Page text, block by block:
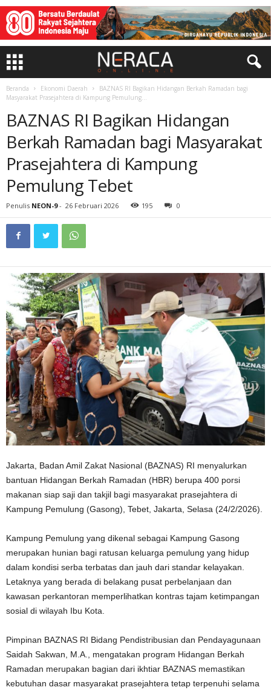
Beranda Ekonomi Daerah
BAZNAS RI Bagikan Hidangan Berkah Ramadan bagi
Masyarakat Prasejahtera di Kampung Pemulung...
BAZNAS RI Bagikan Hidangan
Berkah Ramadan bagi Masyarakat
Prasejahtera di Kampung
Pemulung Tebet
Penulis NEON-9- 26 Februari 2026 195 0
Jakarta, Badan Amil Zakat Nasional (BAZNAS) RI menyalurkan
bantuan Hidangan Berkah Ramadan (HBR) berupa 400 porsi
makanan siap saji dan takjil bagi masyarakat prasejahtera di
Kampung Pemulung (Gasong), Tebet, Jakarta, Selasa (24/2/2026).
Kampung Pemulung yang dikenal sebagai Kampung Gasong
merupakan hunian bagi ratusan keluarga pemulung yang hidup
dalam kondisi serba terbatas dan jauh dari standar kelayakan.
Letaknya yang berada di belakang pusat perbelanjaan dan
kawasan perkantoran memperlihatkan kontras tajam ketimpangan
sosial di wilayah Ibu Kota.
Pimpinan BAZNAS RI Bidang Pendistribusian dan Pendayagunaan
Saidah Sakwan, M.A., mengatakan program Hidangan Berkah
Ramadan merupakan bagian dari ikhtiar BAZNAS memastikan
kebutuhan dasar masyarakat prasejahtera tetap terpenuhi selama